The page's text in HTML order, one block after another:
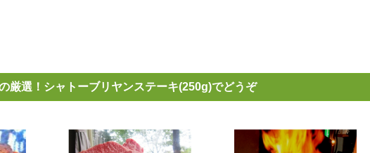
厳選！シャトーブリヤンステーキ(250g)でどうぞ